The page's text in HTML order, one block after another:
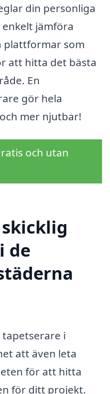
din personliga
jämföra
plattformar som
att hitta det bästa
En
gör hela
mer njutbar!
och utan
de
i
att även leta
för att hitta
för ditt projekt.